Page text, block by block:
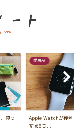
買っ
愛用品
Apple Watchが便利す
する8つ...